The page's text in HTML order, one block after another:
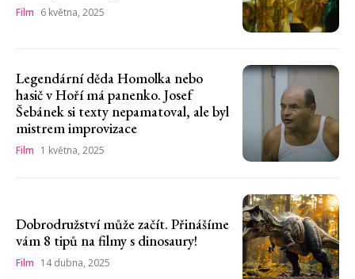
Film 6 května, 2025
Legendární děda Homolka nebo
hasič v Hoří má panenko. Josef
Šebánek si texty nepamatoval, ale byl
mistrem improvizace
Film 1 května, 2025
Dobrodružství může začít. Přinášíme
vám 8 tipů na filmy s dinosaury!
Film 14 dubna, 2025